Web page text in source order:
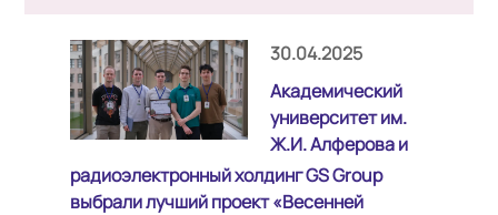
30.04.2025
Академический
университет им.
Ж.И. Алферова и
радиоэлектронный холдинг GS Group
выбрали лучший проект «Весенней